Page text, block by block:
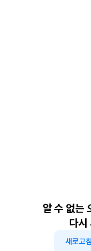
알 수 없는
다시
새로고침